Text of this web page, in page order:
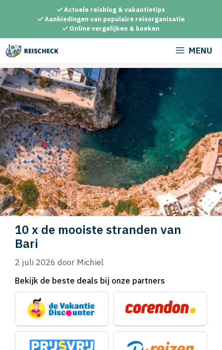
inhoud
Actuele reisblog & vakantietips
Aanbiedingen van populaire reisorganisatie
Online vergelijken & boeken
MENU
10 x de mooiste stranden van
Bari
2 juli 2026 door Michiel
Bekijk de beste deals bij onze partners